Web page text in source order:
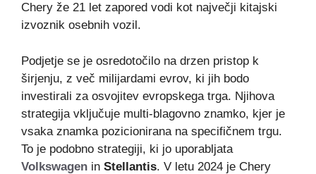
Chery že 21 let zapored vodi kot največji kitajski
izvoznik osebnih vozil.
Podjetje se je osredotočilo na drzen pristop k
širjenju, z več milijardami evrov, ki jih bodo
investirali za osvojitev evropskega trga. Njihova
strategija vključuje multi-blagovno znamko, kjer je
vsaka znamka pozicionirana na specifičnem trgu.
To je podobno strategiji, ki jo uporabljata
Volkswagen in Stellantis. V letu 2024 je Chery